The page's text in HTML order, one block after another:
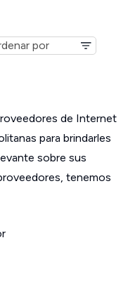
de Internet
para brindarles
sobre sus
tenemos